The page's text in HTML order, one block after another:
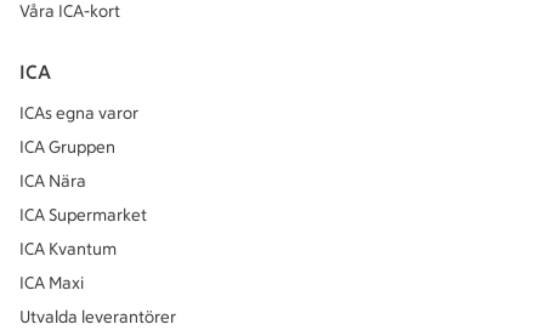
Våra ICA-kort
ICA
ICAs egna varor
ICA Gruppen
ICA Nära
ICA Supermarket
ICA Kvantum
ICA Maxi
Utvalda leverantörer